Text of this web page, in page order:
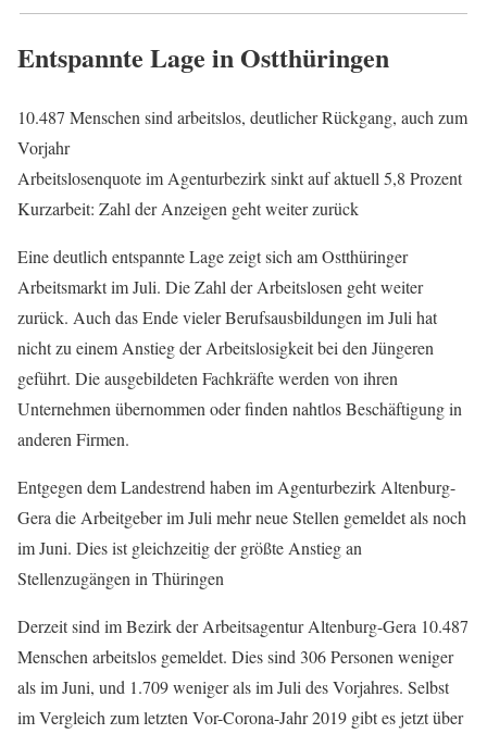
Entspannte Lage in Ostthüringen
10.487 Menschen sind arbeitslos, deutlicher Rückgang, auch zum
Vorjahr
Arbeitslosenquote im Agenturbezirk sinkt auf aktuell 5,8 Prozent
Kurzarbeit: Zahl der Anzeigen geht weiter zurück
Eine deutlich entspannte Lage zeigt sich am Ostthüringer
Arbeitsmarkt im Juli. Die Zahl der Arbeitslosen geht weiter
zurück. Auch das Ende vieler Berufsausbildungen im Juli hat
nicht zu einem Anstieg der Arbeitslosigkeit bei den Jüngeren
geführt. Die ausgebildeten Fachkräfte werden von ihren
Unternehmen übernommen oder finden nahtlos Beschäftigung in
anderen Firmen.
Entgegen dem Landestrend haben im Agenturbezirk Altenburg-
Gera die Arbeitgeber im Juli mehr neue Stellen gemeldet als noch
im Juni. Dies ist gleichzeitig der größte Anstieg an
Stellenzugängen in Thüringen
Derzeit sind im Bezirk der Arbeitsagentur Altenburg-Gera 10.487
Menschen arbeitslos gemeldet. Dies sind 306 Personen weniger
als im Juni, und 1.709 weniger als im Juli des Vorjahres. Selbst
im Vergleich zum letzten Vor-Corona-Jahr 2019 gibt es jetzt über